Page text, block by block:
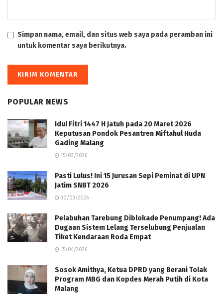
Simpan nama, email, dan situs web saya pada peramban ini
untuk komentar saya berikutnya.
POPULAR NEWS
Idul Fitri 1447 H Jatuh pada 20 Maret 2026
Keputusan Pondok Pesantren Miftahul Huda
Gading Malang
15/03/2026
Pasti Lulus! Ini 15 Jurusan Sepi Peminat di UPN
Jatim SNBT 2026
30/03/2026
Pelabuhan Tarebung Diblokade Penumpang! Ada
Dugaan Sistem Lelang Terselubung Penjualan
Tiket Kendaraan Roda Empat
15/04/2026
Sosok Amithya, Ketua DPRD yang Berani Tolak
Program MBG dan Kopdes Merah Putih di Kota
Malang